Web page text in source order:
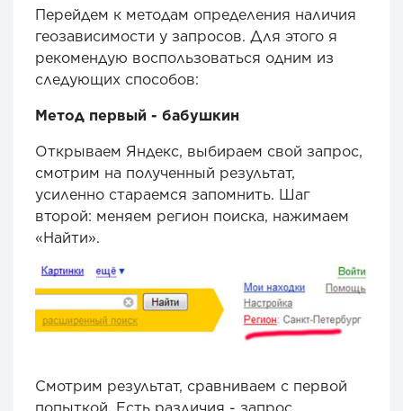
Перейдем к методам определения наличия
геозависимости у запросов. Для этого я
рекомендую воспользоваться одним из
следующих способов:
Метод первый - бабушкин
Открываем Яндекс, выбираем свой запрос,
смотрим на полученный результат,
усиленно стараемся запомнить. Шаг
второй: меняем регион поиска, нажимаем
«Найти».
Смотрим результат, сравниваем с первой